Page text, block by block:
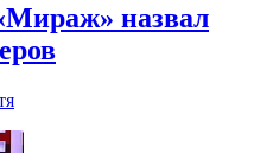
назвал